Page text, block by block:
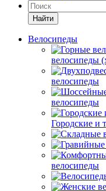
Найти
Велосипеды
велосипеды
велосипеды
велосипеды
Городские и
велосипеды